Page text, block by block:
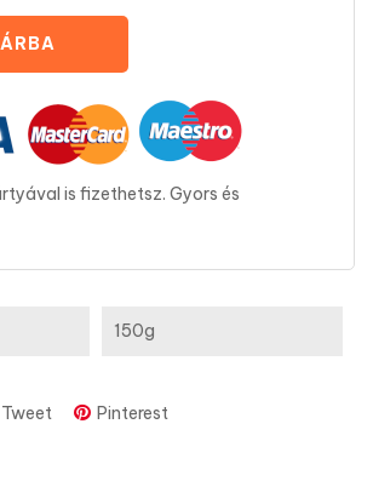
is fizethetsz. Gyors és
150g
Tweet Pinterest